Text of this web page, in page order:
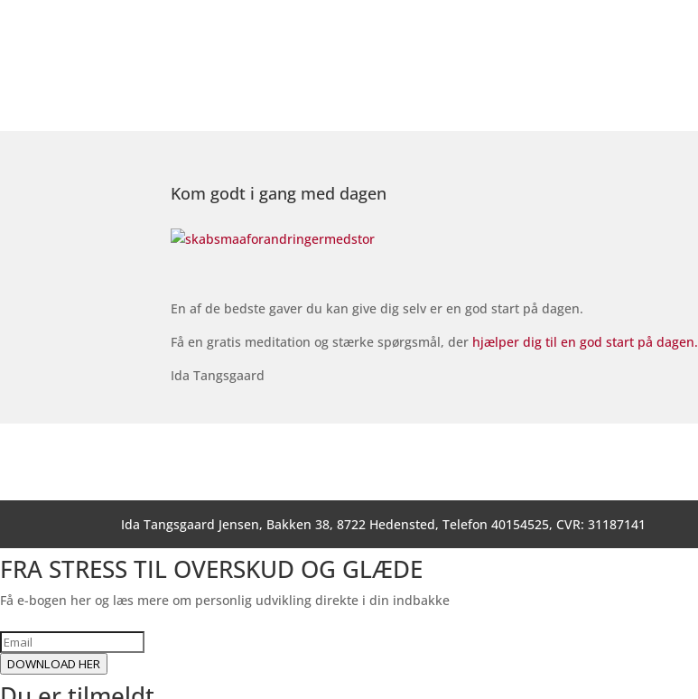
Kom godt i gang med dagen
En af de bedste gaver du kan give dig selv er en god start på dagen.
Få en gratis meditation og stærke spørgsmål, der hjælper dig til en god start på dagen.
Ida Tangsgaard
Ida Tangsgaard Jensen, Bakken 38, 8722 Hedensted, Telefon 40154525, CVR: 31187141
FRA STRESS TIL OVERSKUD OG GLÆDE
Få e-bogen her og læs mere om personlig udvikling direkte i din indbakke
DOWNLOAD HER